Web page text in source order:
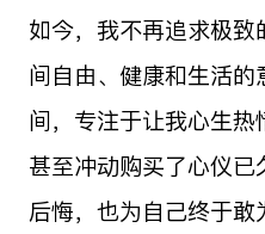
如今，我不再追求极
间自由、健康和生活
间，专注于让我心生
甚至冲动购买了心仪
后悔，也为自己终于敢